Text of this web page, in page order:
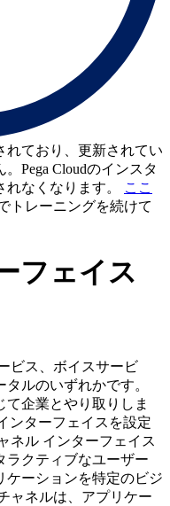
れており、更新されてい
Pega Cloudのインスタ
れなくなります。
ここ
トレーニングを続けて
フェイス
ビス、ボイスサービ
ルのいずれかです。
企業とやり取りしま
ンターフェイスを設定
ネル インターフェイス
ラクティブなユーザー
ケーションを特定のビジ
ャネルは、アプリケー